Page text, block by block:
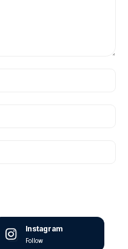
Instagram
Follow